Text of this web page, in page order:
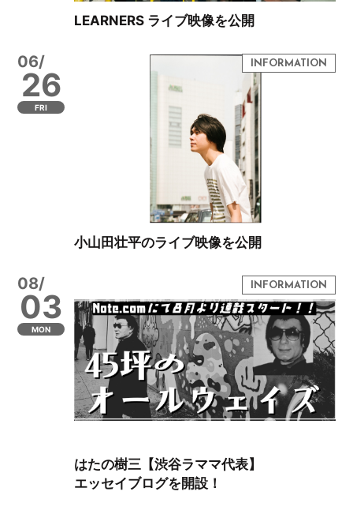
LEARNERS ライブ映像を公開
06/
26
FRI
小山田壮平のライブ映像を公開
08/
03
MON
はたの樹三【渋谷ラママ代表】
エッセイブログを開設！